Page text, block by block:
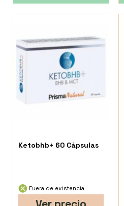
Ketobhb+ 60 Cápsulas
Fuera de existencia